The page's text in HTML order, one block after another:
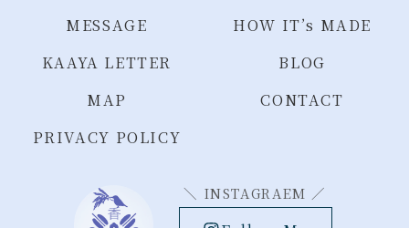
MESSAGE
HOW IT’s MADE
KAAYA LETTER
BLOG
MAP
CONTACT
PRIVACY POLICY
＼ INSTAGRAEM ／